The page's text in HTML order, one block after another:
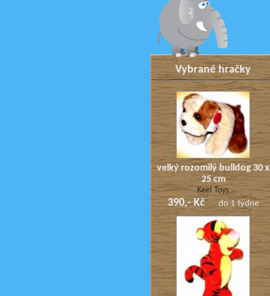
Vybrané hračky
velký rozomilý bulldog 30 x
25 cm
Keel Toys
390,- Kč do 1 týdne